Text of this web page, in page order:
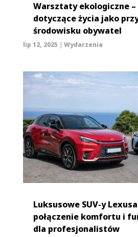
Warsztaty ekologiczne
dotyczące życia jako
środowisku obywatel
lip 12, 2025 | Wydarzenia
Luksusowe SUV-y
połączenie komfortu i
dla profesjonalistów